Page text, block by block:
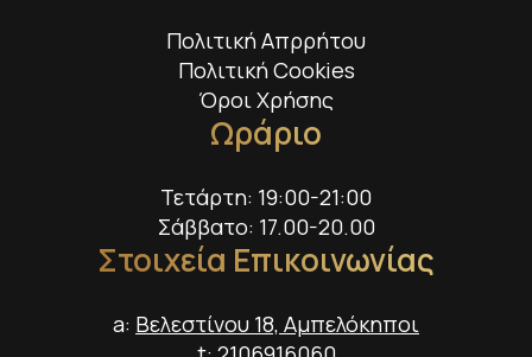
Πολιτική Απρρήτου
Πολιτική Cookies
Όροι Χρήσης
Ωράριο
Τετάρτη: 19:00-21:00
Σάββατο: 17.00-20.00
Στοιχεία Επικοινωνίας
a: Βελεστίνου 18, Αμπελόκηποι